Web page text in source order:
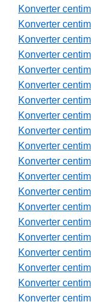
Konverter
Konverter
Konverter
Konverter
Konverter
Konverter
Konverter
Konverter
Konverter
Konverter
Konverter
Konverter
Konverter
Konverter
Konverter
Konverter
Konverter
Konverter
Konverter
Konverter